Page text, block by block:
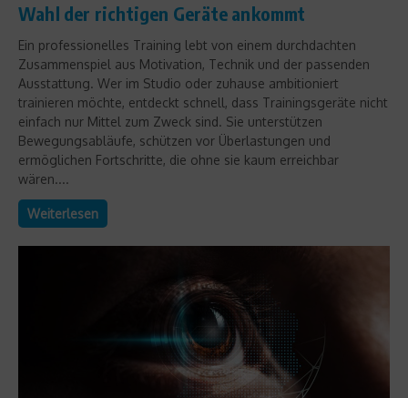
Wahl der richtigen Geräte ankommt
Ein professionelles Training lebt von einem durchdachten
Zusammenspiel aus Motivation, Technik und der passenden
Ausstattung. Wer im Studio oder zuhause ambitioniert
trainieren möchte, entdeckt schnell, dass Trainingsgeräte nicht
einfach nur Mittel zum Zweck sind. Sie unterstützen
Bewegungsabläufe, schützen vor Überlastungen und
ermöglichen Fortschritte, die ohne sie kaum erreichbar
wären....
Weiterlesen